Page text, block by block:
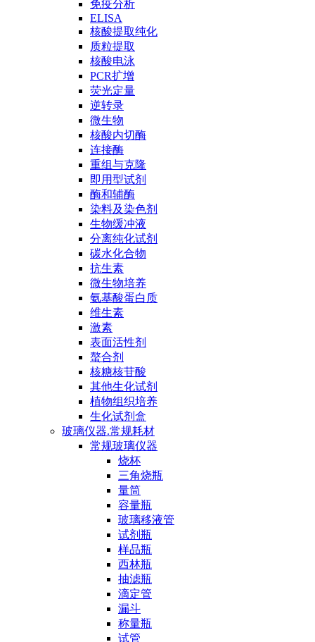
免疫分析
ELISA
核酸提取纯化
质粒提取
核酸电泳
PCR扩增
荧光定量
逆转录
微生物
核酸内切酶
连接酶
重组与克隆
即用型试剂
酶和辅酶
染料及染色剂
生物缓冲液
分离纯化试剂
碳水化合物
抗生素
微生物培养
氨基酸蛋白质
维生素
激素
表面活性剂
螯合剂
核糖核苷酸
其他生化试剂
植物组织培养
生化试剂盒
玻璃仪器.常规耗材
常规玻璃仪器
烧杯
三角烧瓶
量筒
容量瓶
玻璃移液管
试剂瓶
样品瓶
西林瓶
抽滤瓶
滴定管
漏斗
称量瓶
试管